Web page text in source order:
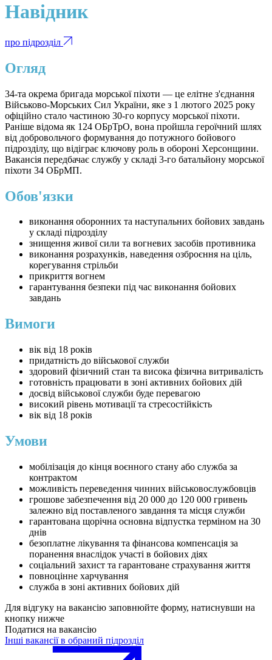
Навідник
про підрозділ
Огляд
34-та окрема бригада морської піхоти — це елітне з'єднання
Військово-Морських Сил України, яке з 1 лютого 2025 року
офіційно стало частиною 30-го корпусу морської піхоти.
Раніше відома як 124 ОБрТрО, вона пройшла героїчний шлях
від добровольчого формування до потужного бойового
підрозділу, що відіграє ключову роль в обороні Херсонщини.
Вакансія передбачає службу у складі 3-го батальйону морської
піхоти 34 ОБрМП.
Обов'язки
виконання оборонних та наступальних бойових завдань
у складі підрозділу
знищення живої сили та вогневих засобів противника
виконання розрахунків, наведення озброєння на ціль,
корегування стрільби
прикриття вогнем
гарантування безпеки під час виконання бойових
завдань
Вимоги
вік від 18 років
придатність до військової служби
здоровий фізичний стан та висока фізична витривалість
готовність працювати в зоні активних бойових дій
досвід військової служби буде перевагою
високий рівень мотивації та стресостійкість
вік від 18 років
Умови
мобілізація до кінця воєнного стану або служба за
контрактом
можливість переведення чинних військовослужбовців
грошове забезпечення від 20 000 до 120 000 гривень
залежно від поставленого завдання та місця служби
гарантована щорічна основна відпустка терміном на 30
днів
безоплатне лікування та фінансова компенсація за
поранення внаслідок участі в бойових діях
соціальний захист та гарантоване страхування життя
повноцінне харчування
служба в зоні активних бойових дій
Для відгуку на вакансію заповнюйте форму, натиснувши на
кнопку нижче
Податися на вакансію
Інші вакансії в обраний підрозділ